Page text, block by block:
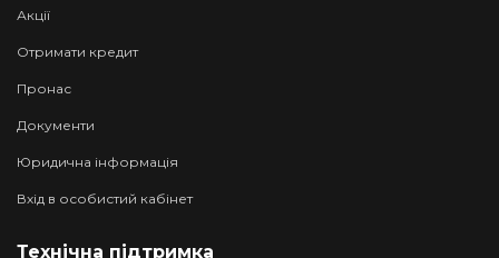
Акції
Отримати кредит
Пронас
Документи
Юридична інформація
Вхід в особистий кабінет
Технічна підтримка